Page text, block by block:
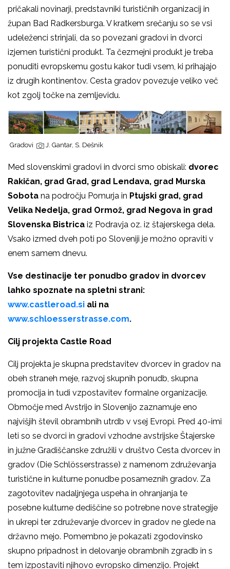
pričakali novinarji, predstavniki turističnih organizacij in
župan Bad Radkersburga. V kratkem srečanju so se vsi
udeleženci strinjali, da so povezani gradovi in dvorci
izjemen turistični produkt. Ta čezmejni produkt je treba
ponuditi evropskemu gostu kakor tudi vsem, ki prihajajo
iz drugih kontinentov. Cesta gradov povezuje veliko več
kot zgolj točke na zemljevidu.
Gradovi J. Gantar, S. Dešnik
Med slovenskimi gradovi in dvorci smo obiskali: dvorec
Rakičan, grad Grad, grad Lendava, grad Murska
Sobota na področju Pomurja in Ptujski grad, grad
Velika Nedelja, grad Ormož, grad Negova in grad
Slovenska Bistrica iz Podravja oz. iz štajerskega dela.
Vsako izmed dveh poti po Sloveniji je možno opraviti v
enem samem dnevu.
Vse destinacije ter ponudbo gradov in dvorcev
lahko spoznate na spletni strani:
www.castleroad.si ali na
www.schloesserstrasse.com.
Cilj projekta Castle Road
Cilj projekta je skupna predstavitev dvorcev in gradov na
obeh straneh meje, razvoj skupnih ponudb, skupna
promocija in tudi vzpostavitev formalne organizacije.
Območje med Avstrijo in Slovenijo zaznamuje eno
najvišjih števil obrambnih utrdb v vsej Evropi. Pred 40-imi
leti so se dvorci in gradovi vzhodne avstrijske Štajerske
in južne Gradiščanske združili v društvo Cesta dvorcev in
gradov (Die Schlösserstrasse) z namenom združevanja
turistične in kulturne ponudbe posameznih gradov. Za
zagotovitev nadaljnjega uspeha in ohranjanja te
posebne kulturne dediščine so potrebne nove strategije
in ukrepi ter združevanje dvorcev in gradov ne glede na
državno mejo. Pomembno je pokazati zgodovinsko
skupno pripadnost in delovanje obrambnih zgradb in s
tem izpostaviti njihovo evropsko dimenzijo. Projekt